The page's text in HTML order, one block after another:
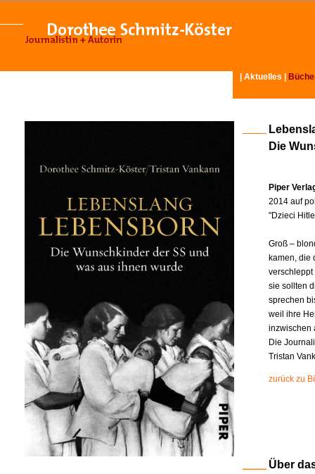
Aktuelles
Die
Piper
2014 auf
"Dzieci
Groß –
kamen, die
sie sollten
sprechen
weil ihre
inzwischen
Die
Tristan
zurück zu
Über